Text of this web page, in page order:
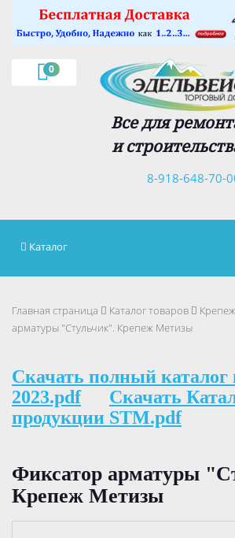
0
Все для
и
8-918-648-70-
Каталог
Главная страница Каталог товаров
арматуры "Стульчик". Крепеж Метизы
Скачать полный каталог
2023.pdf
Скачать
продукции STM.pdf
Фиксатор арматуры
Крепеж Метизы